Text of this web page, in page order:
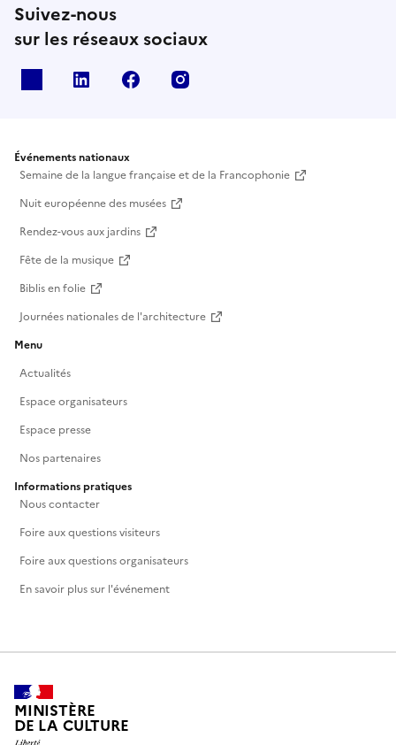
Suivez-nous
sur les réseaux sociaux
Linkedin Facebook
Événements nationaux
Semaine de la langue française et de la Francophonie
Nuit européenne des musées
Rendez-vous aux jardins
Fête de la musique
Biblis en folie
Journées nationales de l'architecture
Menu
Actualités
Espace organisateurs
Espace presse
Nos partenaires
Informations pratiques
Nous contacter
Foire aux questions visiteurs
Foire aux questions organisateurs
En savoir plus sur l'événement
MINISTÈRE
DE LA CULTURE